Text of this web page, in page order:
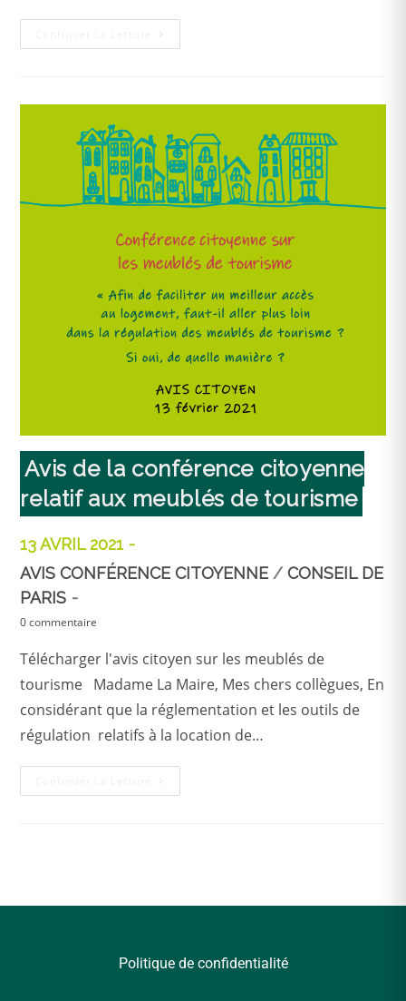
Avis de la conférence citoyenne
relatif aux meublés de tourisme
13 AVRIL 2021
AVIS CONFÉRENCE CITOYENNE / CONSEIL DE
PARIS
0 commentaire
Télécharger l'avis citoyen sur les meublés de
tourisme Madame La Maire, Mes chers collègues, En
considérant que la réglementation et les outils de
régulation relatifs à la location de…
Politique de confidentialité